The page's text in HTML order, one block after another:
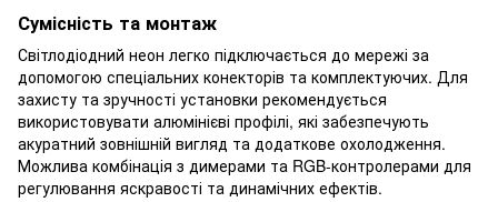
Сумісність та монтаж
Світлодіодний неон легко підключається до мережі за
допомогою спеціальних конекторів та комплектуючих. Для
захисту та зручності установки рекомендується
використовувати алюмінієві профілі, які забезпечують
акуратний зовнішній вигляд та додаткове охолодження.
Можлива комбінація з димерами та RGB-контролерами для
регулювання яскравості та динамічних ефектів.